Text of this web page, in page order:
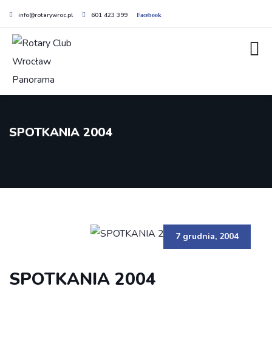
info@rotarywroc.pl 601 423 399 Facebook
SPOTKANIA 2004
7 grudnia, 2004
SPOTKANIA 2004